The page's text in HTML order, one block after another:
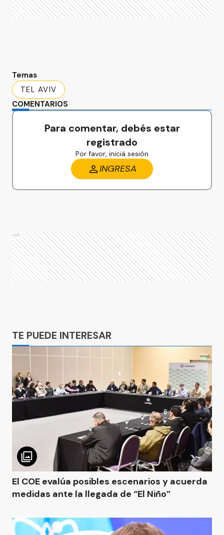
Temas
TEL AVIV
COMENTARIOS
Para comentar, debés estar
registrado
Por favor, iniciá sesión
INGRESA
Ads
TE PUEDE INTERESAR
El COE evalúa posibles escenarios y acuerda
medidas ante la llegada de “El Niño”